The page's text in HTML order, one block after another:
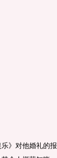
》对他婚礼的报